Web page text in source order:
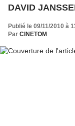
DAVID
Publié le 09/11/2010 à
Par CINETOM